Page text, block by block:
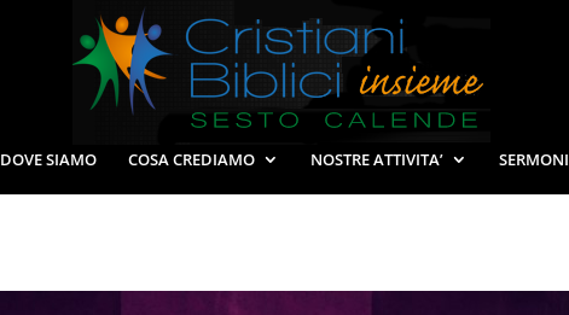
DOVE SIAMO COSA CREDIAMO NOSTRE ATTIVITA’ SERMONI